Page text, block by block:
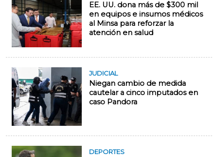
EE. UU. dona más de $300 mil
en equipos e insumos médicos
al Minsa para reforzar la
atención en salud
JUDICIAL
Niegan cambio de medida
cautelar a cinco imputados en
caso Pandora
DEPORTES